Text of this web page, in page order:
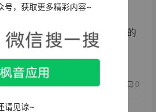
南_v3.23
士（Dr. Izumi Tabata）开发的
0
号，获取更多精彩内容~
请见谅~